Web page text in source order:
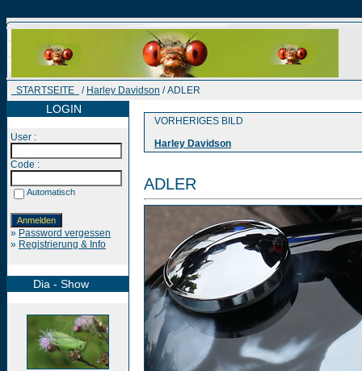
STARTSEITE / Harley Davidson / ADLER
LOGIN
User :
Code :
Automatisch
» Password vergessen
» Registrierung & Info
Dia - Show
VORHERIGES BILD
Harley Davidson
ADLER